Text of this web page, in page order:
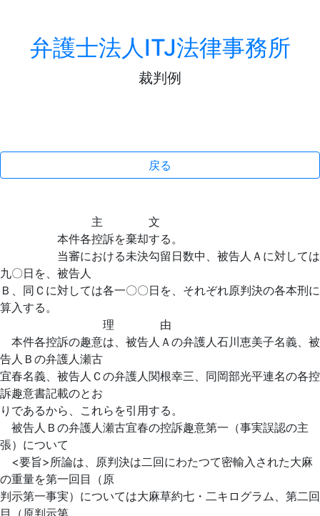
弁護士法人ITJ法律事務所
裁判例
戻る
主 文
本件各控訴を棄却する。
当審における未決勾留日数中、被告人Ａに対しては
九〇日を、被告人
Ｂ、同Ｃに対しては各一〇〇日を、それぞれ原判決の各本刑に
算入する。
理 由
本件各控訴の趣意は、被告人Ａの弁護人石川恵美子名義、被
告人Ｂの弁護人瀬古
宜春名義、被告人Ｃの弁護人関根幸三、同岡部光平連名の各控
訴趣意書記載のとお
りであるから、これらを引用する。
被告人Ｂの弁護人瀬古宜春の控訴趣意第一（事実誤認の主
張）について
<要旨>所論は、原判決は二回にわたつて密輸入された大麻
の重量を第一回目（原
判示第一事実）については大麻草約七・二キログラム、第二回
目（原判示第